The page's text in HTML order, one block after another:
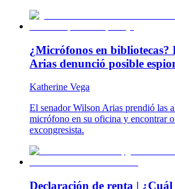
¿Micrófonos en bibliotecas?
Arias denunció posible
Katherine Vega
El senador Wilson Arias prendió las
micrófono en su oficina y encontrar
excongresista.
Declaración de renta | ¿Cuál